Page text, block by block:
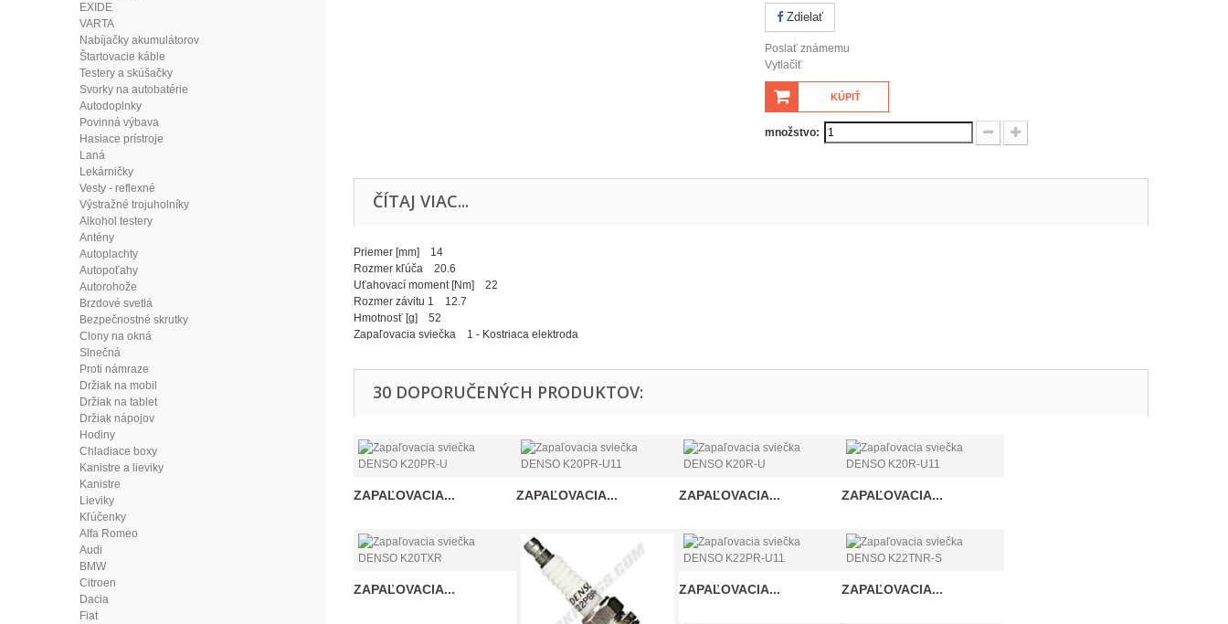
EXIDE
VARTA
Nabíjačky akumulátorov
Štartovacie káble
Testery a skúšačky
Svorky na autobatérie
Autodoplnky
Povinná výbava
Hasiace prístroje
Laná
Lekárničky
Vesty - reflexné
Výstražné trojuholníky
Alkohol testery
Antény
Autoplachty
Autopoťahy
Autorohože
Brzdové svetlá
Bezpečnostné skrutky
Clony na okná
Slnečná
Proti námraze
Držiak na mobil
Držiak na tablet
Držiak nápojov
Hodiny
Chladiace boxy
Kanistre a lieviky
Kanistre
Lieviky
Kľúčenky
Alfa Romeo
Audi
BMW
Citroen
Dacia
Fiat
Zdielať
Poslať známemu
Vytlačiť
KÚPIŤ
množstvo:
ČÍTAJ VIAC...
Priemer [mm] 14
Rozmer kľúča 20.6
Uťahovací moment [Nm] 22
Rozmer závitu 1 12.7
Hmotnosť [g] 52
Zapaľovacia sviečka 1 - Kostriaca elektroda
30 DOPORUČENÝCH PRODUKTOV:
ZAPAĽOVACIA... ZAPAĽOVACIA... ZAPAĽOVACIA... ZAPAĽOVACIA...
ZAPAĽOVACIA... ZAPAĽOVACIA... ZAPAĽOVACIA...